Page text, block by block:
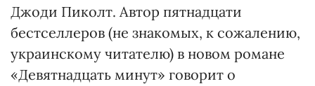
Джоди Пиколт. Автор пятнадцати
бестселлеров (не знакомых, к сожалению,
украинскому читателю) в новом романе
«Девятнадцать минут» говорит о